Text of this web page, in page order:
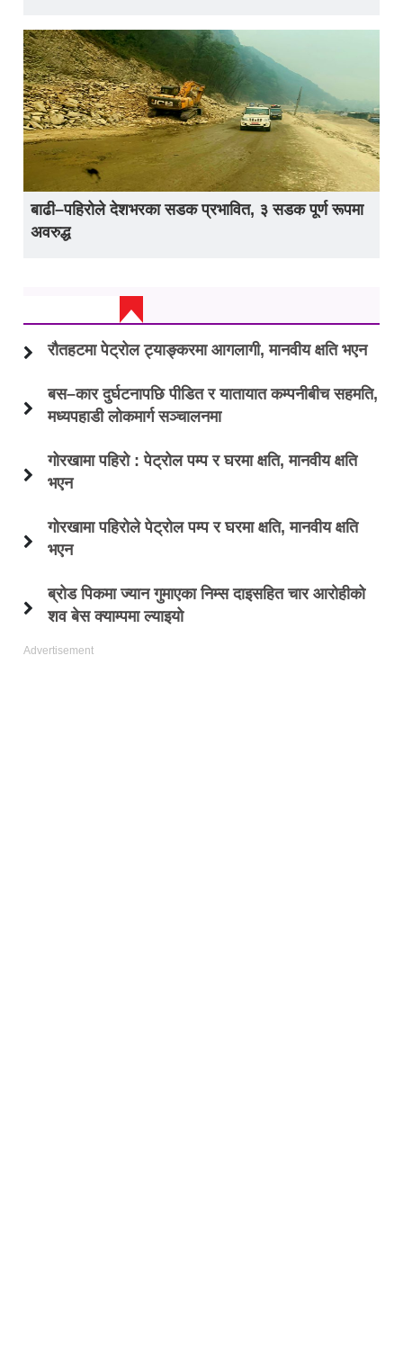
बाढी–पहिरोले देशभरका सडक प्रभावित, ३ सडक पूर्ण रूपमा
अवरुद्ध
रौतहटमा पेट्रोल ट्याङ्करमा आगलागी, मानवीय क्षति भएन
बस–कार दुर्घटनापछि पीडित र यातायात कम्पनीबीच सहमति,
मध्यपहाडी लोकमार्ग सञ्चालनमा
गोरखामा पहिरो : पेट्रोल पम्प र घरमा क्षति, मानवीय क्षति
भएन
गोरखामा पहिरोले पेट्रोल पम्प र घरमा क्षति, मानवीय क्षति
भएन
ब्रोड पिकमा ज्यान गुमाएका निम्स दाइसहित चार आरोहीको
शव बेस क्याम्पमा ल्याइयो